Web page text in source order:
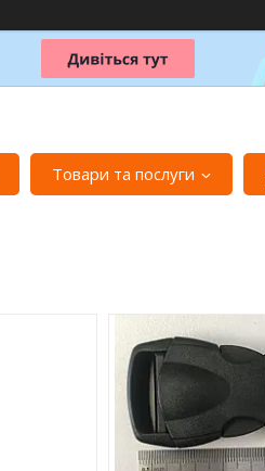
Товари та послуги